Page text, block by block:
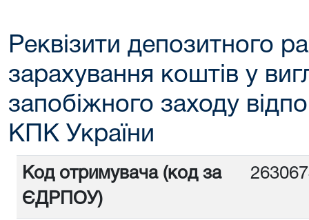
Реквізити депозитного
зарахування коштів у
запобіжного заходу
КПК України
Код отримувача (код за
ЄДРПОУ)